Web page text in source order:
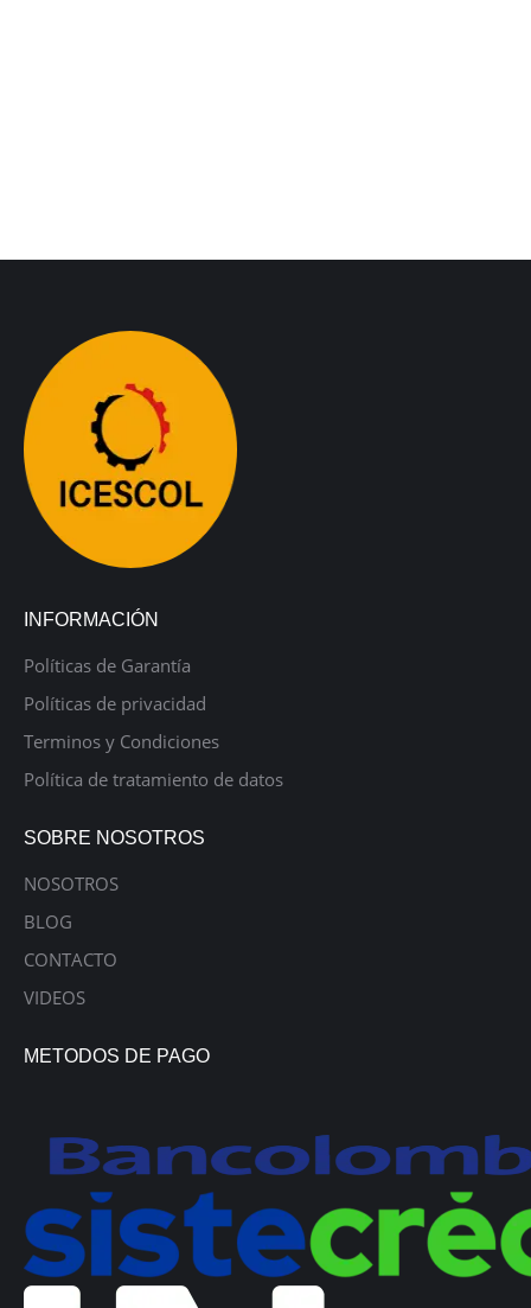
INFORMACIÓN
Políticas de Garantía
Políticas de privacidad
Terminos y Condiciones
Política de tratamiento de datos
SOBRE NOSOTROS
NOSOTROS
BLOG
CONTACTO
VIDEOS
METODOS DE PAGO